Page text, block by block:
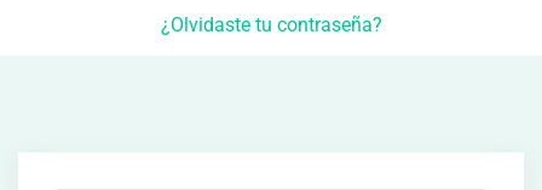
¿Olvidaste tu contraseña?